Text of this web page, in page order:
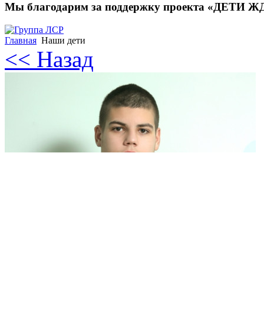
Мы благодарим за поддержку проекта «ДЕТИ
Главная Наши дети
<< Назад